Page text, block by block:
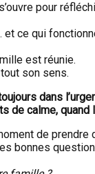
pour
et ce qui
est réunie.
son sens.
dans
de calme,
de
bonnes